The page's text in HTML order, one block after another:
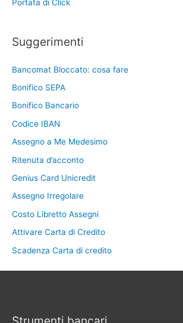
Portata di Click
Suggerimenti
Bancomat Bloccato: cosa fare
Bonifico SEPA
Bonifico Bancario
Codice IBAN
Assegno a Me Medesimo
Ritenuta d’acconto
Genius Card Unicredit
Assegno Irregolare
Costo Libretto Assegni
Attivare Carta di Credito
Scadenza Carta di credito